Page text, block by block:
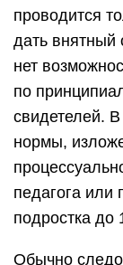
проводится
дать внятный
нет
по
свидетелей.
нормы,
педагога или
подростка до
Обычно